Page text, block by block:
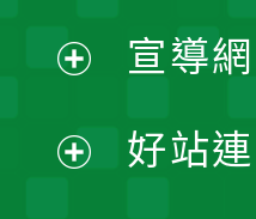
開
宣導
好站